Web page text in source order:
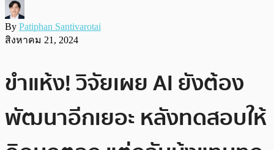
By Patiphan Santivarotai
สิงหาคม 21, 2024
ขำแห้ง! วิจัยเผย AI ยังต้อง
พัฒนาอีกเยอะ หลังทดสอบให้